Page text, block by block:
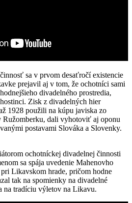
sa v prvom desaťročí existencie
prejavil aj v tom, že ochotníci sami
divadelného prostredia,
Zisk z divadelných hier
1928 použili na kúpu javiska zo
Ružomberku, dali vyhotoviť aj oponu
postavami Slováka a Slovenky.
ochotníckej divadelnej činnosti
sa spája uvedenie Mahenovho
Likavskom hrade, pričom hodne
tak na spomienky na divadelné
na tradíciu výletov na Likavu.